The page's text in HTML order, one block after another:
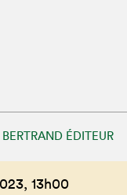
ÉDITEUR
13h00